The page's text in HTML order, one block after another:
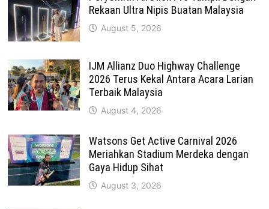
Rekaan Ultra Nipis Buatan Malaysia
August 5, 2026
IJM Allianz Duo Highway Challenge
2026 Terus Kekal Antara Acara Larian
Terbaik Malaysia
August 4, 2026
Watsons Get Active Carnival 2026
Meriahkan Stadium Merdeka dengan
Gaya Hidup Sihat
August 3, 2026